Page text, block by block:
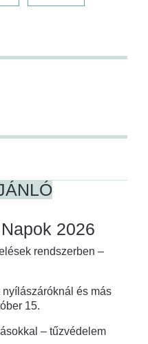
2026
rendszerben –
és más
15.
– tűzvédelem